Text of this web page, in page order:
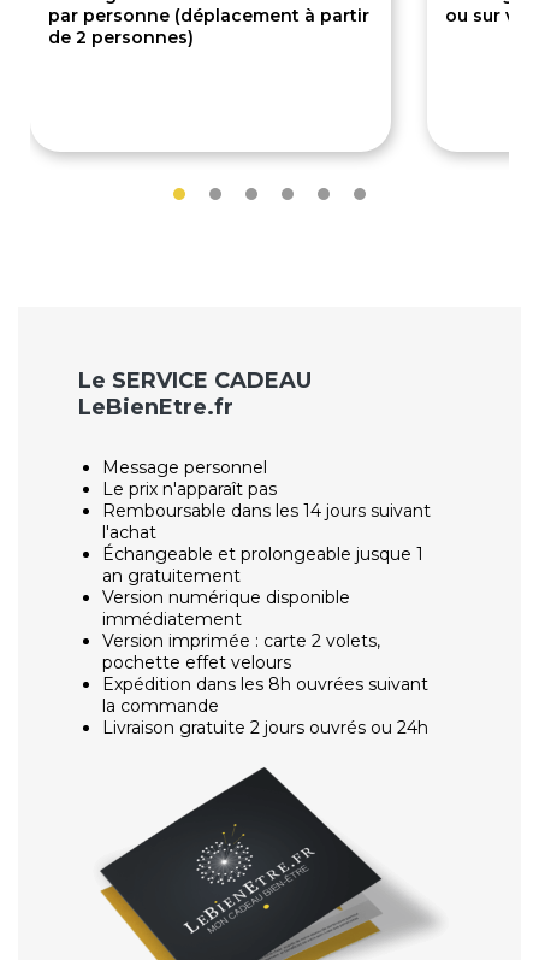
par personne (déplacement à partir
de 2 personnes)
ou sur
Le SERVICE CADEAU
LeBienEtre.fr
Message personnel
Le prix n'apparaît pas
Remboursable dans les 14 jours suivant
l'achat
Échangeable et prolongeable jusque 1
an gratuitement
Version numérique disponible
immédiatement
Version imprimée : carte 2 volets,
pochette effet velours
Expédition dans les 8h ouvrées suivant
la commande
Livraison gratuite 2 jours ouvrés ou 24h